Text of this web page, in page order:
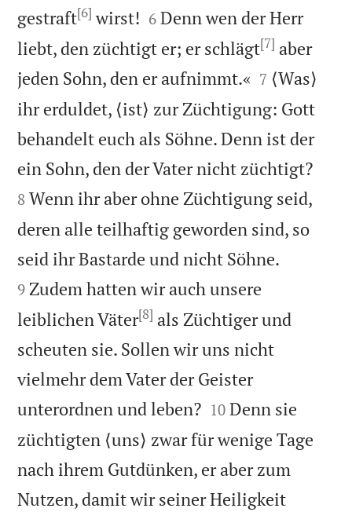
gestraft[6] wirst! 

6 Denn wen der Herr
liebt, den züchtigt er; er schlägt[7] aber
jeden Sohn, den er aufnimmt.« 

7 ⟨Was⟩
ihr erduldet, ⟨ist⟩ zur Züchtigung: Gott
behandelt euch als Söhne. Denn ist der
ein Sohn, den der Vater nicht züchtigt?
8 Wenn ihr aber ohne Züchtigung seid,
deren alle teilhaftig geworden sind, so
seid ihr Bastarde und nicht Söhne.
9 Zudem hatten wir auch unsere
leiblichen Väter[8] als Züchtiger und
scheuten sie. Sollen wir uns nicht
vielmehr dem Vater der Geister
unterordnen und leben?
10 Denn sie
züchtigten ⟨uns⟩ zwar für wenige Tage
nach ihrem Gutdünken, er aber zum
Nutzen, damit wir seiner Heiligkeit